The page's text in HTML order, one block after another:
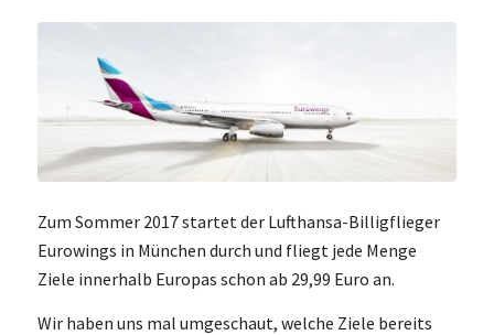
Zum Sommer 2017 startet der Lufthansa-Billigflieger
Eurowings in München durch und fliegt jede Menge
Ziele innerhalb Europas schon ab 29,99 Euro an.
Wir haben uns mal umgeschaut, welche Ziele bereits